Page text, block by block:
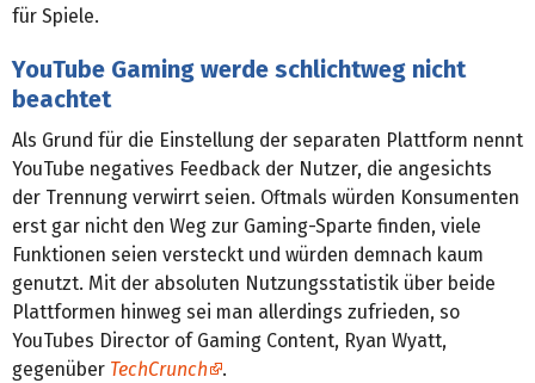
für Spiele.
YouTube Gaming werde schlichtweg nicht
beachtet
Als Grund für die Einstellung der separaten Plattform nennt
YouTube negatives Feedback der Nutzer, die angesichts
der Trennung verwirrt seien. Oftmals würden Konsumenten
erst gar nicht den Weg zur Gaming-Sparte finden, viele
Funktionen seien versteckt und würden demnach kaum
genutzt. Mit der absoluten Nutzungsstatistik über beide
Plattformen hinweg sei man allerdings zufrieden, so
YouTubes Director of Gaming Content, Ryan Wyatt,
gegenüber TechCrunch .